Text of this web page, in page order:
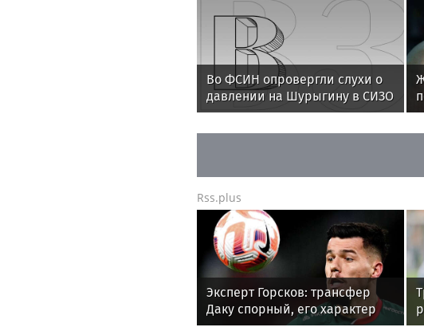
Во ФСИН опровергли слухи о
давлении на Шурыгину в СИЗО
Rss.plus
Эксперт Горсков: трансфер
Даку спорный, его характер
может подвести «Спартак»